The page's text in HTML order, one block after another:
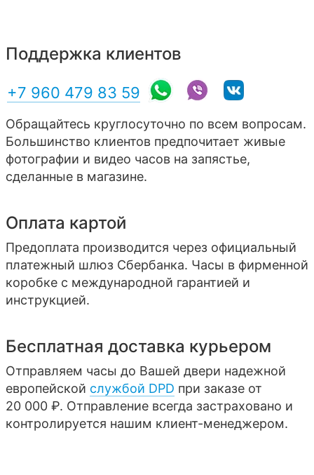
Поддержка клиентов
+7 960 479 83 59
Обращайтесь круглосуточно по всем вопросам.
Большинство клиентов предпочитает живые
фотографии и видео часов на запястье,
сделанные в магазине.
Оплата картой
Предоплата производится через официальный
платежный шлюз Сбербанка. Часы в фирменной
коробке с международной гарантией и
инструкцией.
Бесплатная доставка курьером
Отправляем часы до Вашей двери надежной
европейской службой DPD при заказе от
20 000 ₽. Отправление всегда застраховано и
контролируется нашим клиент-менеджером.